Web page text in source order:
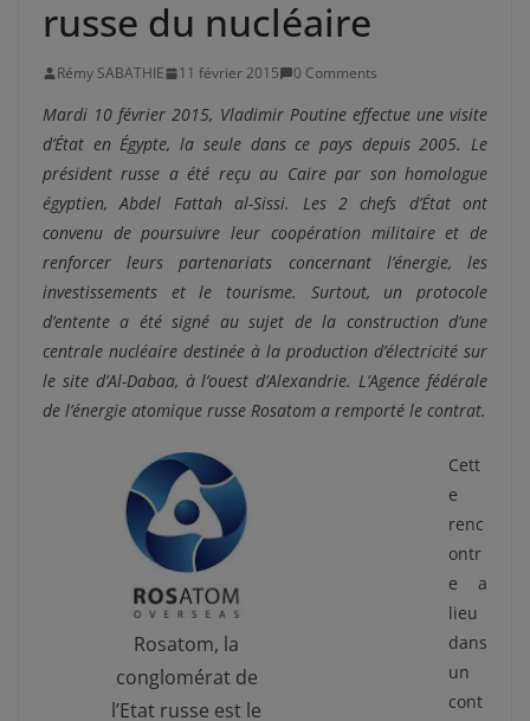
russe du nucléaire
Rémy SABATHIE 11 février 2015 0 Comments
Mardi 10 février 2015, Vladimir Poutine effectue une visite
d’État en Égypte, la seule dans ce pays depuis 2005. Le
président russe a été reçu au Caire par son homologue
égyptien, Abdel Fattah al-Sissi. Les 2 chefs d’État ont
convenu de poursuivre leur coopération militaire et de
renforcer leurs partenariats concernant l’énergie, les
investissements et le tourisme. Surtout, un protocole
d’entente a été signé au sujet de la construction d’une
centrale nucléaire destinée à la production d’électricité sur
le site d’Al-Dabaa, à l’ouest d’Alexandrie. L’Agence fédérale
de l’énergie atomique russe Rosatom a remporté le contrat.
Rosatom, la
conglomérat de
l’Etat russe est le
Cett
e
renc
ontr
e a
lieu
dans
un
cont